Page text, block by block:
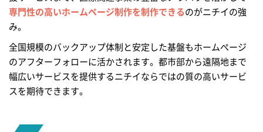
専門性の高いホームページ制作を制作できるのがニチイの強
み。
全国規模のバックアップ体制と安定した基盤もホームぺージ
のアフターフォローに活かされます。都市部から遠隔地まで
幅広いサービスを提供するニチイならではの質の高いサービ
スを期待できます。